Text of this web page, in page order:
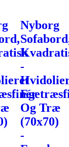
Nyborg
-
Og Træ
(70x70)
-